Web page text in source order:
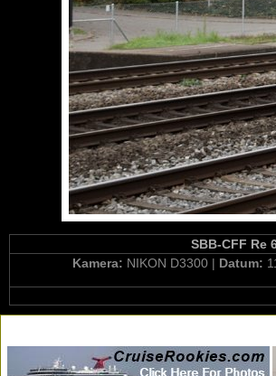
SBB-CFF Re
Kamera: NIKON D3300 | Datum: